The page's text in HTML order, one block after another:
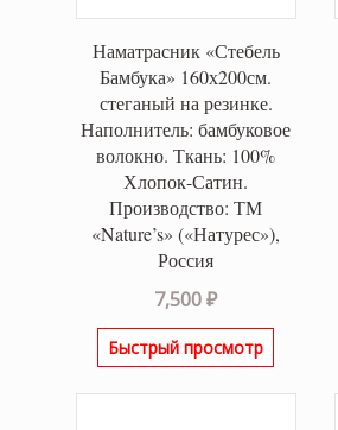
Наматрасник «Стебель
Бамбука» 160х200см.
стеганый на резинке.
Наполнитель: бамбуковое
волокно. Ткань: 100%
Хлопок-Сатин.
Производство: ТМ
«Nature’s» («Натурес»),
Россия
7,500₽
Быстрый просмотр